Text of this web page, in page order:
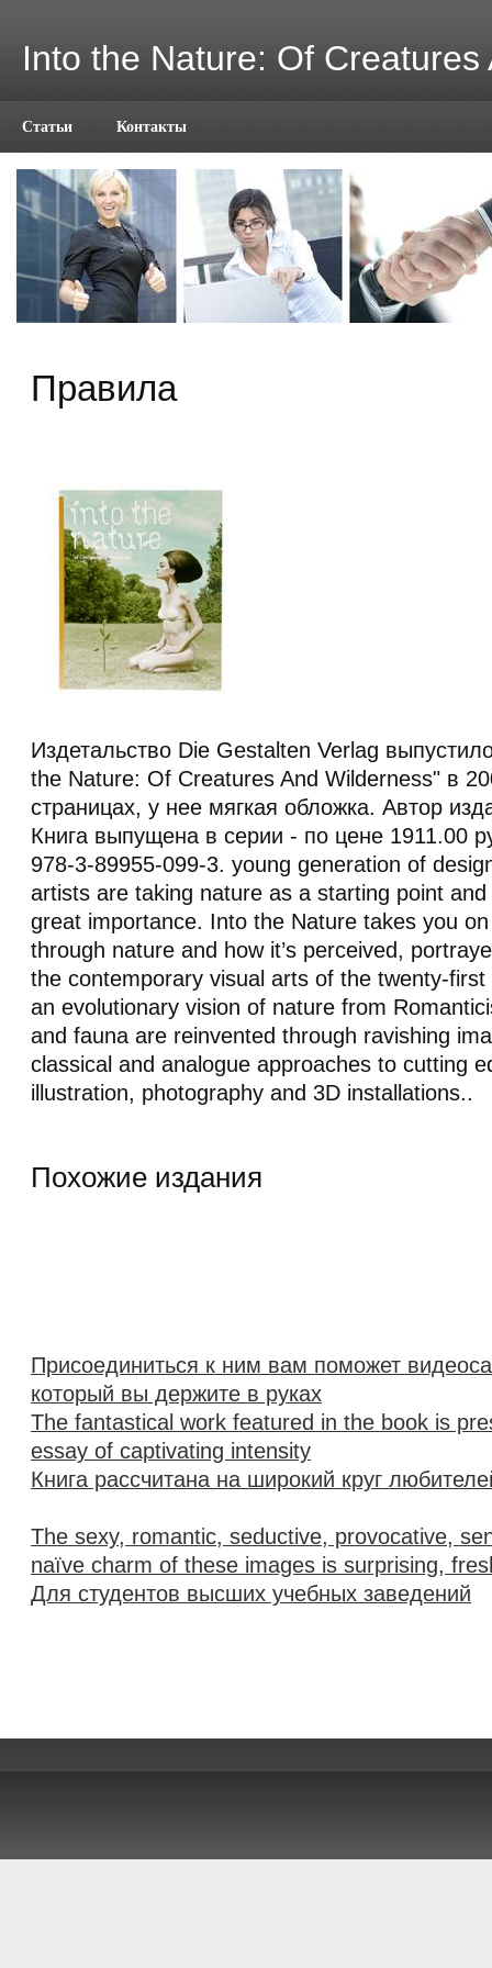
Into the Nature: Of Creatures
Статьи Контакты
Правила
Издетальство Die Gestalten Verlag
the Nature: Of Creatures And Wilderness" в
страницах, у нее мягкая обложка. Автор
Книга выпущена в серии - по цене 1911.00
978-3-89955-099-3. young generation of
artists are taking nature as a starting point
great importance. Into the Nature takes you
through nature and how it’s perceived,
the contemporary visual arts of the twenty-
an evolutionary vision of nature from
and fauna are reinvented through ravishing
classical and analogue approaches to cutting
illustration, photography and 3D installations..
Похожие издания
Присоединиться к ним вам поможет
который вы держите в руках
The fantastical work featured in the book is
essay of captivating intensity
Книга рассчитана на широкий круг
The sexy, romantic, seductive, provocative,
naïve charm of these images is surprising,
Для студентов высших учебных заведений